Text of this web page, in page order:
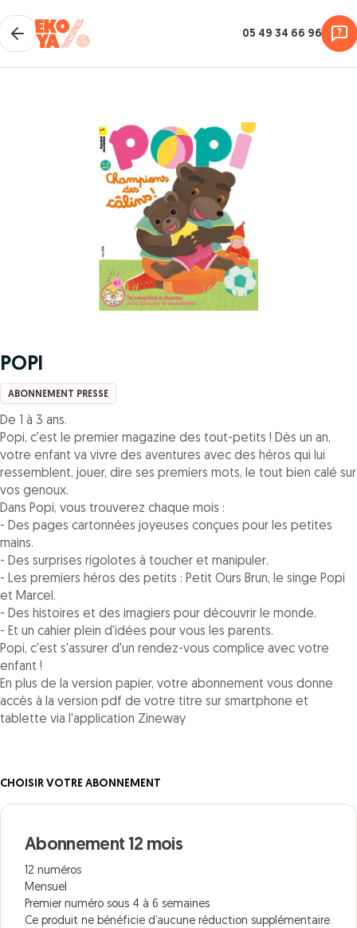
05 49 34 66 96
POPI
ABONNEMENT PRESSE
De 1 à 3 ans.
Popi, c'est le premier magazine des tout-petits ! Dès un an,
votre enfant va vivre des aventures avec des héros qui lui
ressemblent, jouer, dire ses premiers mots, le tout bien calé sur
vos genoux.
Dans Popi, vous trouverez chaque mois :
- Des pages cartonnées joyeuses conçues pour les petites
mains.
- Des surprises rigolotes à toucher et manipuler.
- Les premiers héros des petits : Petit Ours Brun, le singe Popi
et Marcel.
- Des histoires et des imagiers pour découvrir le monde.
- Et un cahier plein d'idées pour vous les parents.
Popi, c'est s'assurer d'un rendez-vous complice avec votre
enfant !
En plus de la version papier, votre abonnement vous donne
accès à la version pdf de votre titre sur smartphone et
tablette via l'application Zineway
CHOISIR VOTRE ABONNEMENT
Abonnement 12 mois
12 numéros
Mensuel
Premier numéro sous 4 à 6 semaines
Ce produit ne bénéficie d’aucune réduction supplémentaire.